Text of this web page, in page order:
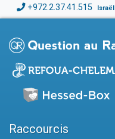
+972.2.37.41.515 Israël
Raccourcis